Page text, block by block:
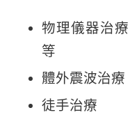
物理儀器治
等
體外震波治療
徒手治療